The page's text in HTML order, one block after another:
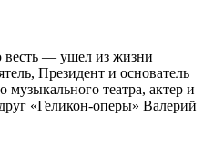
весть — ушел из жизни
Президент и основатель
музыкального театра, актер и
«Геликон-оперы» Валерий